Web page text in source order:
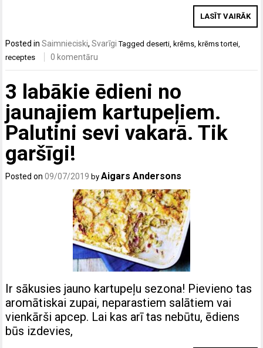
LASĪT VAIRĀK
Posted inSaimnieciski,Svarīgi Taggeddeserti krēms krēms tortei
receptes
0 komentāru
3 labākie ēdieni no
jaunajiem kartupeļiem.
Palutini sevi vakarā. Tik
garšīgi!
Posted on09/07/2019 byAigars Andersons
Ir sākusies jauno kartupeļu sezona! Pievieno tas
aromātiskai zupai, neparastiem salātiem vai
vienkārši apcep. Lai kas arī tas nebūtu, ēdiens
būs izdevies,